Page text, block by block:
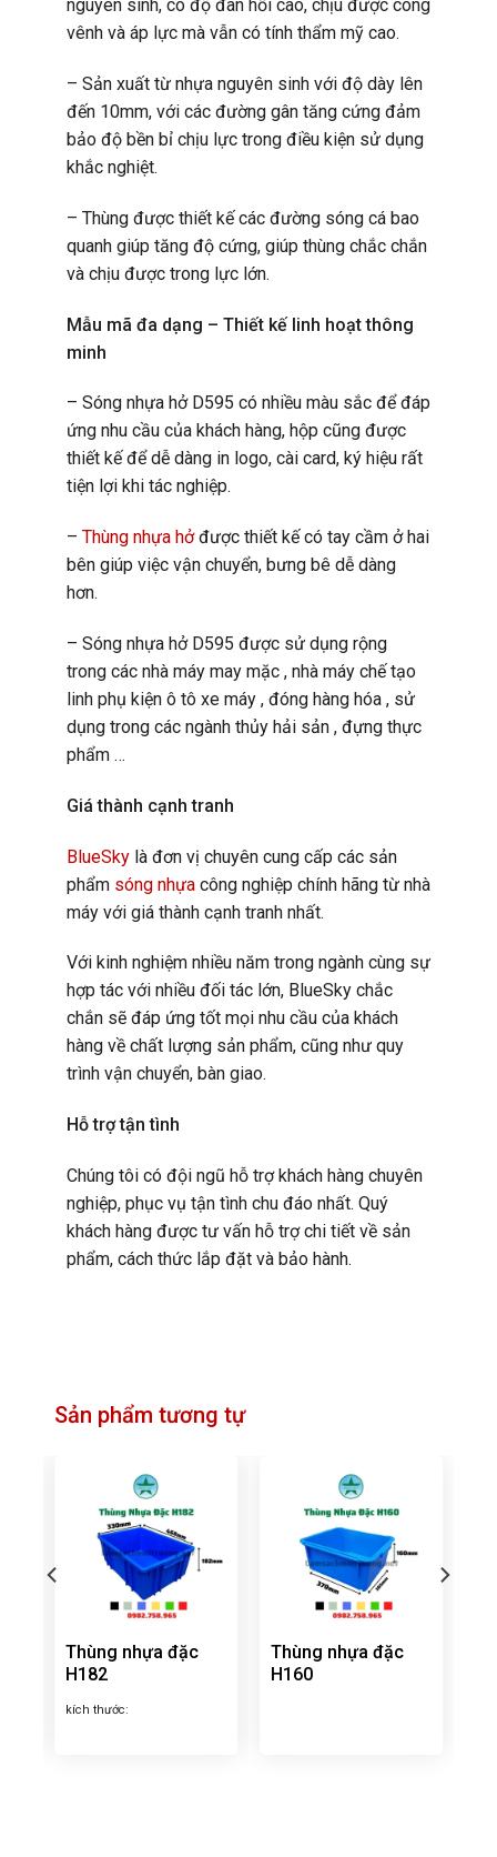
nguyên sinh, có độ đàn hồi cao, chịu được cong
vênh và áp lực mà vẫn có tính thẩm mỹ cao.
– Sản xuất từ nhựa nguyên sinh với độ dày lên
đến 10mm, với các đường gân tăng cứng đảm
bảo độ bền bỉ chịu lực trong điều kiện sử dụng
khắc nghiệt.
– Thùng được thiết kế các đường sóng cá bao
quanh giúp tăng độ cứng, giúp thùng chắc chắn
và chịu được trong lực lớn.
Mẫu mã đa dạng – Thiết kế linh hoạt thông
minh
– Sóng nhựa hở D595 có nhiều màu sắc để đáp
ứng nhu cầu của khách hàng, hộp cũng được
thiết kế để dễ dàng in logo, cài card, ký hiệu rất
tiện lợi khi tác nghiệp.
– Thùng nhựa hởđược thiết kế có tay cầm ở hai
bên giúp việc vận chuyển, bưng bê dễ dàng
hơn.
– Sóng nhựa hở D595 được sử dụng rộng
trong các nhà máy may mặc , nhà máy chế tạo
linh phụ kiện ô tô xe máy , đóng hàng hóa , sử
dụng trong các ngành thủy hải sản , đựng thực
phẩm …
Giá thành cạnh tranh
BlueSky là đơn vị chuyên cung cấp các sản
phẩm sóng nhựa công nghiệp chính hãng từ nhà
máy với giá thành cạnh tranh nhất.
Với kinh nghiệm nhiều năm trong ngành cùng sự
hợp tác với nhiều đối tác lớn, BlueSky chắc
chắn sẽ đáp ứng tốt mọi nhu cầu của khách
hàng về chất lượng sản phẩm, cũng như quy
trình vận chuyển, bàn giao.
Hỗ trợ tận tình
Chúng tôi có đội ngũ hỗ trợ khách hàng chuyên
nghiệp, phục vụ tận tình chu đáo nhất. Quý
khách hàng được tư vấn hỗ trợ chi tiết về sản
phẩm, cách thức lắp đặt và bảo hành.
Sản phẩm tương tự
Thùng nhựa đặc
H182
kích thước:
Thùng nhựa đặc
H160